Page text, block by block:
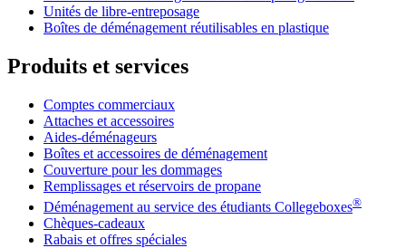
Unités de libre-entreposage
Boîtes de déménagement réutilisables en plastique
Produits et services
Comptes commerciaux
Attaches et accessoires
Aides-déménageurs
Boîtes et accessoires de déménagement
Couverture pour les dommages
Remplissages et réservoirs de propane
Déménagement au service des étudiants Collegeboxes®
Chèques-cadeaux
Rabais et offres spéciales